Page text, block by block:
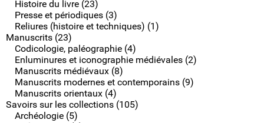
Histoire du livre (23)
Presse et périodiques (3)
Reliures (histoire et techniques) (1)
Manuscrits (23)
Codicologie, paléographie (4)
Enluminures et iconographie médiévales (2)
Manuscrits médiévaux (8)
Manuscrits modernes et contemporains (9)
Manuscrits orientaux (4)
Savoirs sur les collections (105)
Archéologie (5)